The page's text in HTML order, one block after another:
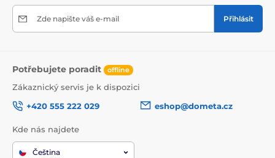
Zde napište váš e-mail Přihlásit
Potřebujete poradit offline
Zákaznický servis je k dispozici
+420 555 222 029
eshop@dometa.cz
Kde nás najdete
Čeština